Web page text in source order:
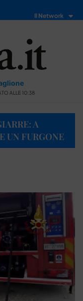
Il Network
ALLE 10:38
A
UN FURGONE